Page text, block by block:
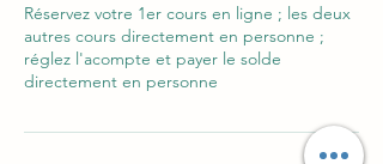
Réservez votre 1er cours en ligne ; les deux
autres cours directement en personne ;
réglez l'acompte et payer le solde